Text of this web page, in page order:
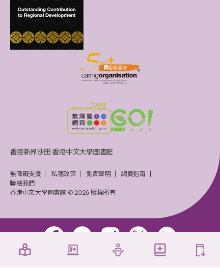
香港新界沙田 香港中文大學圖書館
無障礙支援 私隱政策 免責聲明
網頁指南
聯絡我們
香港中文大學圖書館 © 2026 版權所有